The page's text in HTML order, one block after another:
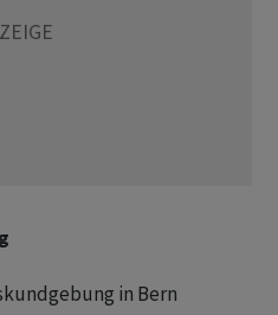
in Bern